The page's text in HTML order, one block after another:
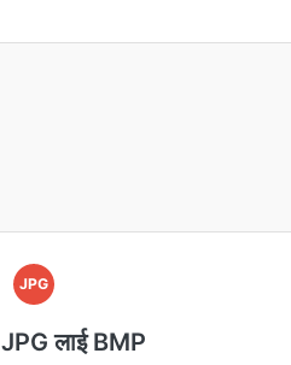
JPG
JPG लाई BMP